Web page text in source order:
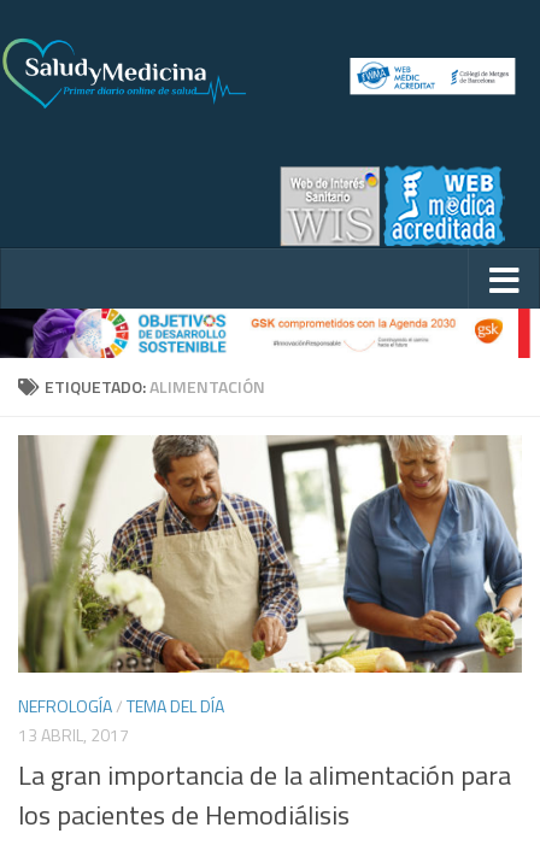
ETIQUETADO:ALIMENTACIÓN
NEFROLOGÍA/TEMA DEL DÍA
13 ABRIL, 2017
La gran importancia de la alimentación para
los pacientes de Hemodiálisis